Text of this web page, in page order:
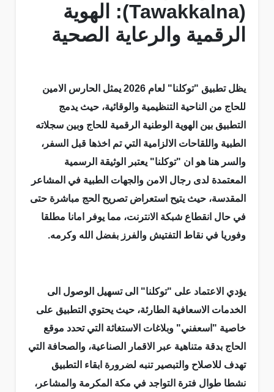
(Tawakkalna): الهوية
الرقمية والرعاية الصحية
يظل تطبيق "توكلنا" لعام 2026 يمثل الحارس الامين
للحاج من الناحية التنظيمية والوقائية، حيث يدمج
التطبيق بين الهوية الوطنية الرقمية للحاج وبين سجلاته
الطبية واللقاحات الالزامية التي تم اخذها قبل السفر،
والسر هنا هو ان "توكلنا" يعتبر الوثيقة الرسمية
المعتمدة لدى رجال الامن والجهات الطبية في المشاعر
المقدسة، حيث يتيح استعراض تصريح الحج مباشرة حتى
في حال انقطاع شبكة الانترنت، مما يوفر امانا مطلقا
وفوريا في نقاط التفتيش والفرز بفضل الله وكرمه.
يؤدي الاعتماد على "توكلنا" الى تسهيل الوصول الى
الخدمات الاسعافية الطارئة، حيث يحتوي التطبيق على
خاصية "اسعفني" وبلاغات الاستغاثة التي تحدد موقع
الحاج بدقة متناهية عبر الاقمار الصناعية، والصحافة التي
تهدف للاصلاح والتبصير تنبه لضرورة ابقاء التطبيق
نشطا طوال فترة التواجد في مكة المكرمة والمشاعر،